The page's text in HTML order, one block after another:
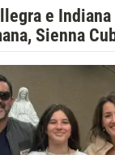
e
Sienna